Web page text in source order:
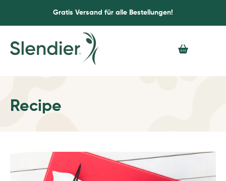
Gratis Versand für alle Bestellungen!
Recipe